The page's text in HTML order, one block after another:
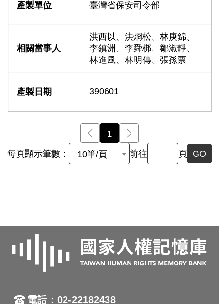
臺灣省保安司令部
洪西以、洪烱松、林庚錦、
李鎮洲、李舜梆、鄒淑靜、
林進風、林明傳、張孫票
390601
前一頁
1
每頁顯示筆數： 10筆/頁 前往 頁 GO
電話：02-22182438